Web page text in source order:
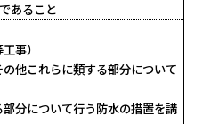
あること
事）
他これらに類する部分について
分について行う防水の措置を講